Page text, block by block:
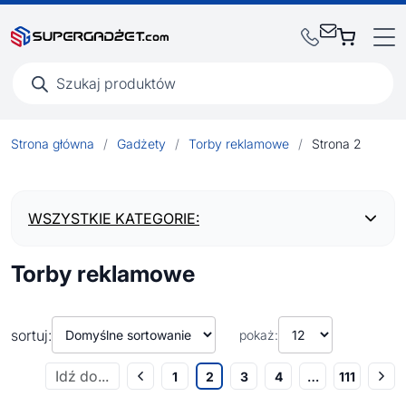
produktów
Strona główna / Gadżety / Torby reklamowe / Strona 2
WSZYSTKIE KATEGORIE:
BESTSELLERY
NOWOŚCI
Artykuły biurowe
Torby reklamowe
sortuj: pokaż:
1 2 3 4 … 111